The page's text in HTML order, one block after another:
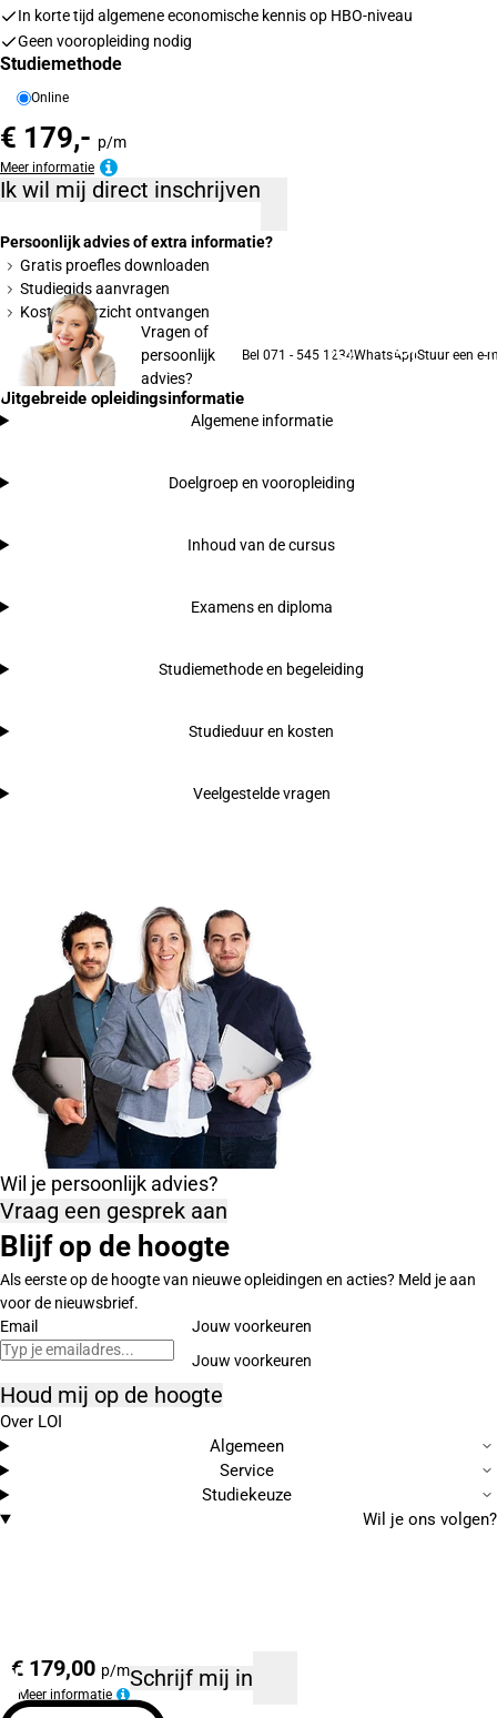
€ 179,00 p/m
Meer informatie
Schrijf mij in
In korte tijd algemene economische kennis op HBO-niveau
Geen vooropleiding nodig
Studiemethode
Online
€ 179,- p/m
Meer informatie
Ik wil mij direct inschrijven
Persoonlijk advies of extra informatie?
Gratis proefles downloaden
Studiegids aanvragen
Kostenoverzicht ontvangen
Vragen of
persoonlijk
advies?
Bel 071 - 545 1234WhatsAppStuur een e-
Uitgebreide opleidingsinformatie
Algemene informatie
Doelgroep en vooropleiding
Inhoud van de cursus
Examens en diploma
Studiemethode en begeleiding
Studieduur en kosten
Veelgestelde vragen
Wil je persoonlijk advies?
Vraag een gesprek aan
Blijf op de hoogte
Als eerste op de hoogte van nieuwe opleidingen en acties? Meld je aan
voor de nieuwsbrief.
Email
Jouw voorkeuren
Houd mij op de hoogte
Over LOI
Algemeen
Service
Studiekeuze
Wil je ons volgen?